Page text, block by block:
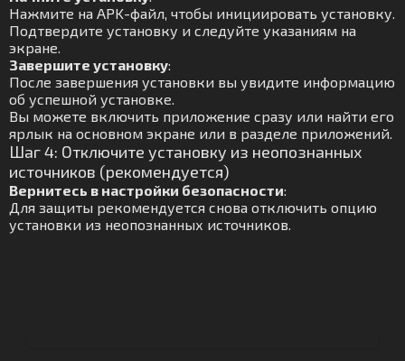
Нажмите на APK-файл, чтобы инициировать установку.
Подтвердите установку и следуйте указаниям на
экране.
Завершите установку:
После завершения установки вы увидите информацию
об успешной установке.
Вы можете включить приложение сразу или найти его
ярлык на основном экране или в разделе приложений.
Шаг 4: Отключите установку из неопознанных
источников (рекомендуется)
Вернитесь в настройки безопасности:
Для защиты рекомендуется снова отключить опцию
установки из неопознанных источников.